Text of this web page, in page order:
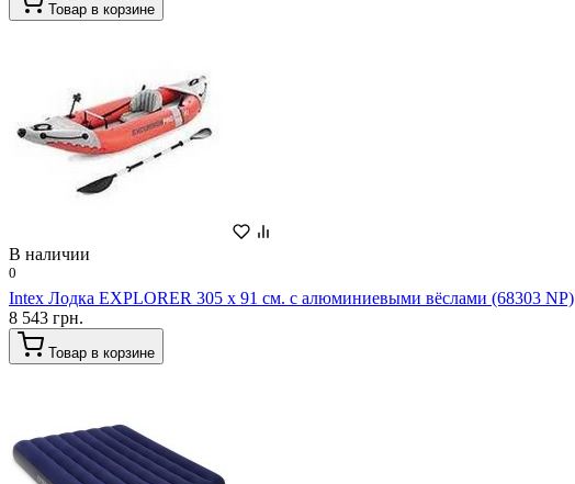
Товар в корзине
В наличии
0
Intex Лодка EXPLORER 305 х 91 см. с алюминиевыми вёслами (68303 NP)
8 543 грн.
Товар в корзине